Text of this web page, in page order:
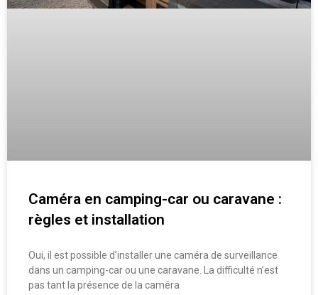
Caméra en camping-car ou caravane :
règles et installation
Oui, il est possible d’installer une caméra de surveillance
dans un camping-car ou une caravane. La difficulté n’est
pas tant la présence de la caméra